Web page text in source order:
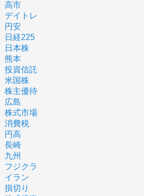
高市
デイトレ
円安
日経225
日本株
熊本
投資信託
米国株
株主優待
広島
株式市場
消費税
円高
長崎
九州
フジクラ
イラン
損切り